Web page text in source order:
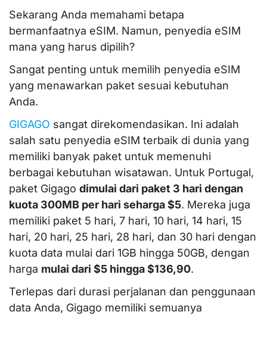
Sekarang Anda memahami betapa
bermanfaatnya eSIM. Namun, penyedia eSIM
mana yang harus dipilih?
Sangat penting untuk memilih penyedia eSIM
yang menawarkan paket sesuai kebutuhan
Anda.
GIGAGO sangat direkomendasikan. Ini adalah
salah satu penyedia eSIM terbaik di dunia yang
memiliki banyak paket untuk memenuhi
berbagai kebutuhan wisatawan. Untuk Portugal,
paket Gigago dimulai dari paket 3 hari dengan
kuota 300MB per hari seharga $5. Mereka juga
memiliki paket 5 hari, 7 hari, 10 hari, 14 hari, 15
hari, 20 hari, 25 hari, 28 hari, dan 30 hari dengan
kuota data mulai dari 1GB hingga 50GB, dengan
harga mulai dari $5 hingga $136,90.
Terlepas dari durasi perjalanan dan penggunaan
data Anda, Gigago memiliki semuanya